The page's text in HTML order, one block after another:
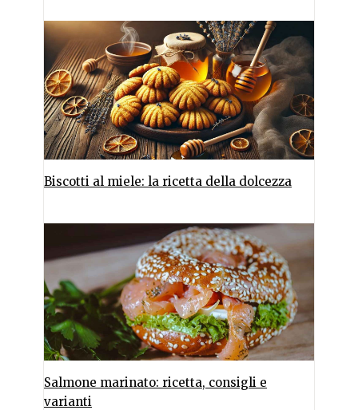
Biscotti al miele: la ricetta della dolcezza
Salmone marinato: ricetta, consigli e
varianti